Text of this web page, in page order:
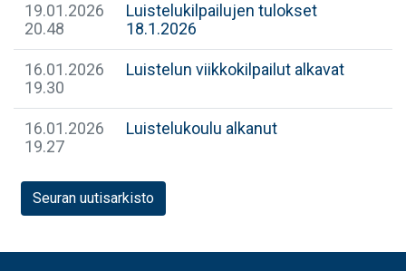
19.01.2026
20.48
Luistelukilpailujen tulokset
18.1.2026
16.01.2026
19.30
Luistelun viikkokilpailut alkavat
16.01.2026
19.27
Luistelukoulu alkanut
Seuran uutisarkisto